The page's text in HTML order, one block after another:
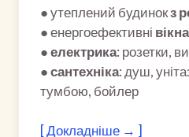
● утеплений будинокз
● енергоефективні вікна
●електрика: розетки,
●сантехніка: душ,
тумбою, бойлер
[ Докладніше → ]